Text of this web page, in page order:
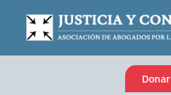
Donar